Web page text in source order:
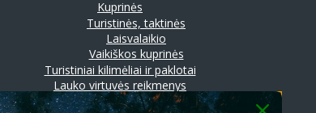
Kuprinės
Turistinės, taktinės
Laisvalaikio
Vaikiškos kuprinės
Turistiniai kilimėliai ir paklotai
Lauko virtuvės reikmenys
Prožektoriai ir stovyklavimo lempos